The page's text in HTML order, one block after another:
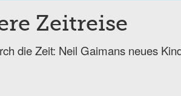
Zeitreise
die Zeit: Neil Gaimans neues